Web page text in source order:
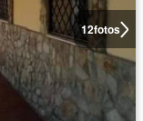
12fotos